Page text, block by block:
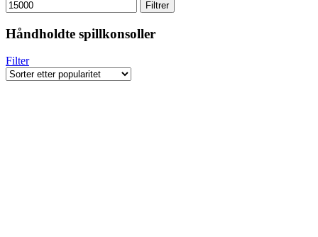
Filtrer
Håndholdte spillkonsoller
Filter